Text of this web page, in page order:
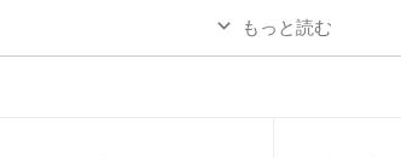
もっと読む